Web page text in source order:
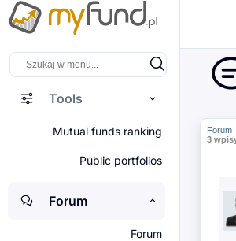
Tools
Mutual funds ranking
Public portfolios
Forum
Forum
Forum
3